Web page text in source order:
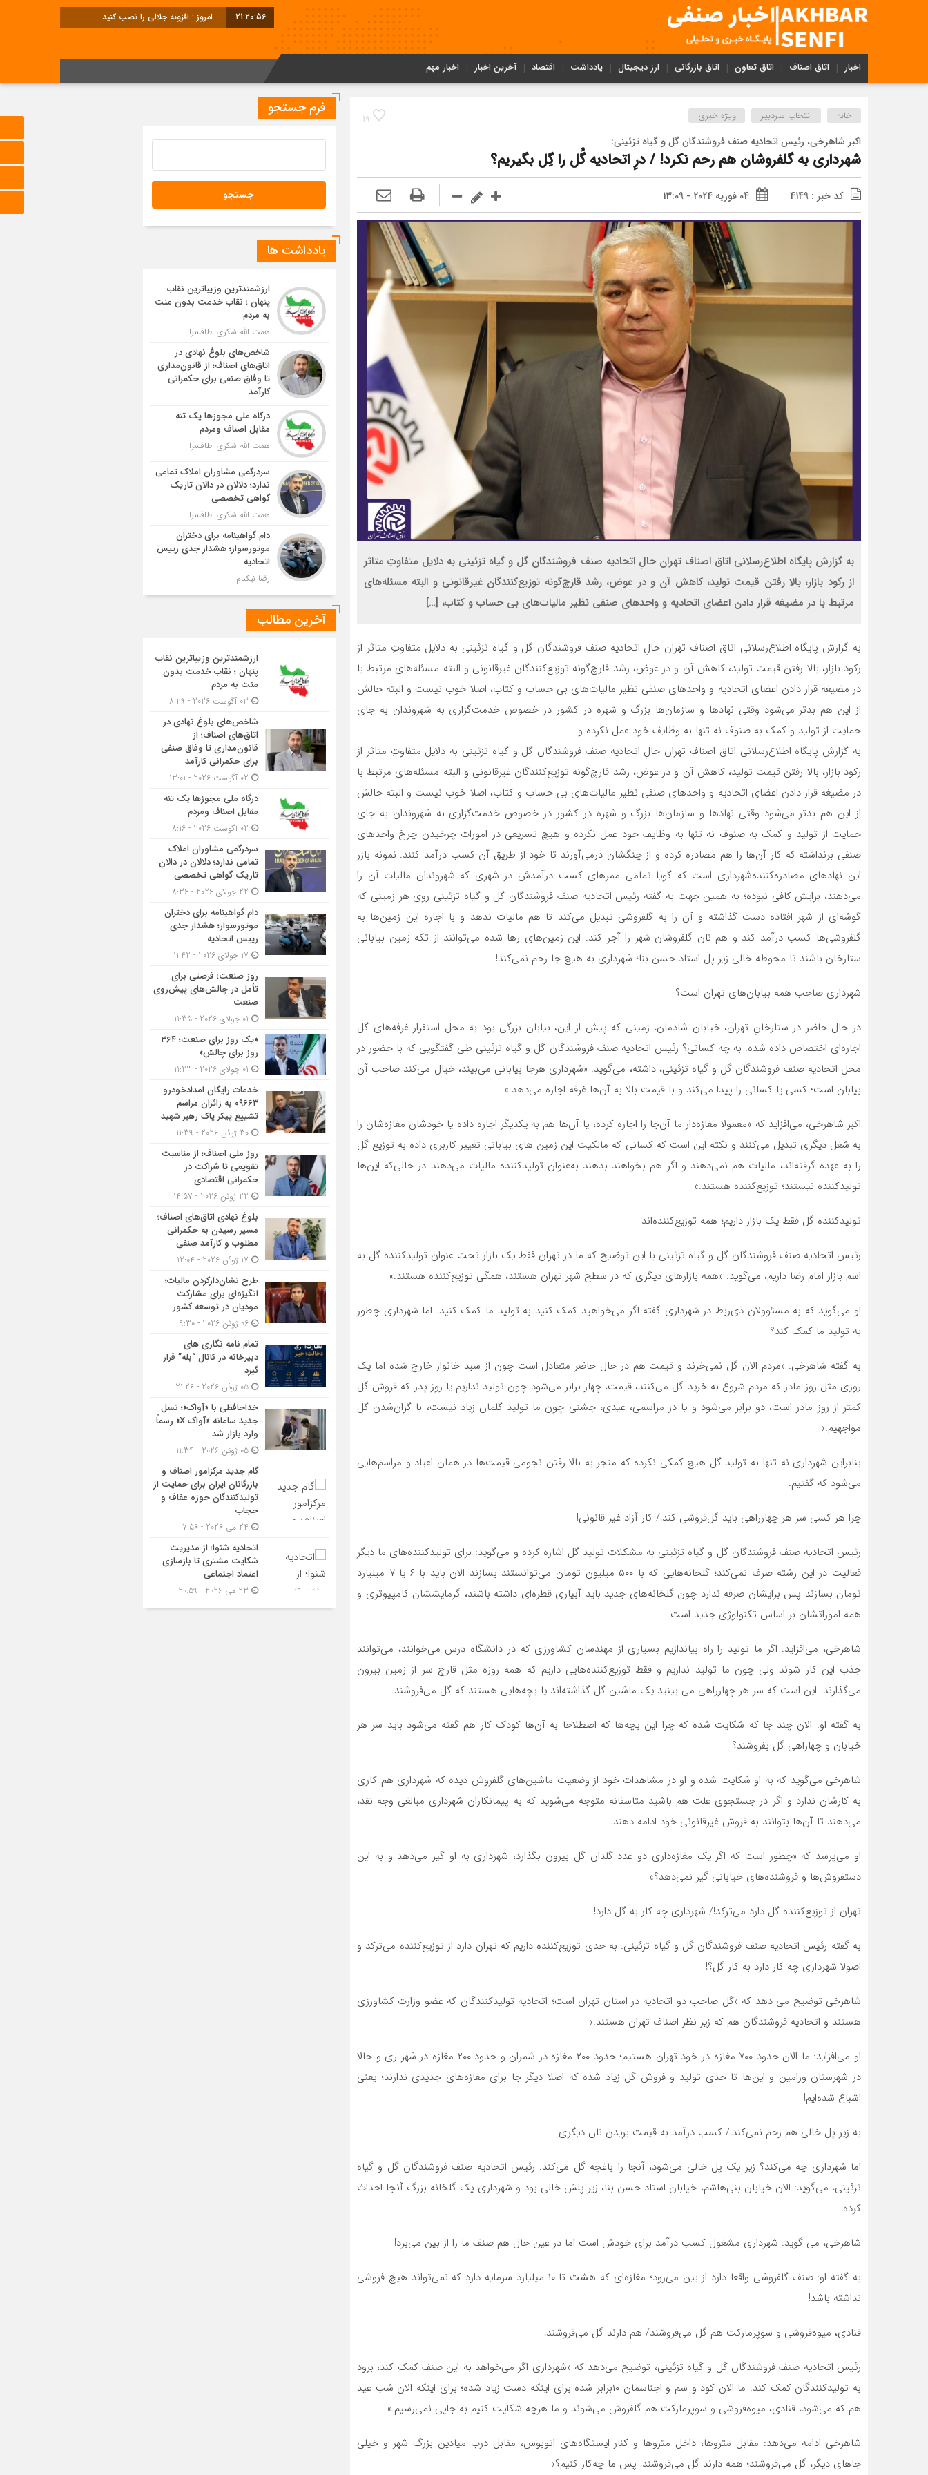
21:20:57 امروز : افزونه جلالی را نصب کنید.
اخبار اتاق اصناف اتاق تعاون اتاق بازرگانی ارز دیجیتال یادداشت اقتصاد آخرین اخبار اخبار مهم
19 خانه انتخاب سردبیر ویژه خبری
اکبر شاهرخی، رئیس اتحادیه صنف فروشندگان گل و گیاه تزئینی:
شهرداری به گلفروشان هم رحم نکرد! / درِ اتحادیه گُل را گِل بگیریم؟
کد خبر : 4149 04 فوریه 2024 - 13:09
به گزارش پایگاه اطلاع‌رسلانی اتاق اصناف تهران حالِ اتحادیه‌ صنف فروشندگان گل و گیاه تزئینی به دلایل متفاوتِ متاثر
از رکود بازار، بالا رفتن قیمت تولید، کاهش آن و در عوض، رشد قارچ‌گونه توزیع‌کنندگان غیرقانونی و البته مسئله‌های
مرتبط با در مضیغه قرار دادن اعضای اتحادیه و واحدهای صنفی نظیر مالیات‌های بی حساب و کتاب، […]
به گزارش پایگاه اطلاع‌رسلانی اتاق اصناف تهران حالِ اتحادیه‌ صنف فروشندگان گل و گیاه تزئینی به دلایل متفاوتِ متاثر از
رکود بازار، بالا رفتن قیمت تولید، کاهش آن و در عوض، رشد قارچ‌گونه توزیع‌کنندگان غیرقانونی و البته مسئله‌های مرتبط با
در مضیغه قرار دادن اعضای اتحادیه و واحدهای صنفی نظیر مالیات‌های بی حساب و کتاب، اصلا خوب نیست و البته حالش
از این هم بدتر می‌شود وقتی نهادها و سازمان‌ها بزرگ و شهره در کشور در خصوص خدمت‌گزاری به شهروندان به جای
حمایت از تولید و کمک به صنوف نه تنها به وظایف خود عمل نکرده و…
به گزارش پایگاه اطلاع‌رسلانی اتاق اصناف تهران حالِ اتحادیه‌ صنف فروشندگان گل و گیاه تزئینی به دلایل متفاوتِ متاثر از
رکود بازار، بالا رفتن قیمت تولید، کاهش آن و در عوض، رشد قارچ‌گونه توزیع‌کنندگان غیرقانونی و البته مسئله‌های مرتبط با
در مضیغه قرار دادن اعضای اتحادیه و واحدهای صنفی نظیر مالیات‌های بی حساب و کتاب، اصلا خوب نیست و البته حالش
از این هم بدتر می‌شود وقتی نهادها و سازمان‌ها بزرگ و شهره در کشور در خصوص خدمت‌گزاری به شهروندان به جای
حمایت از تولید و کمک به صنوف نه تنها به وظایف خود عمل نکرده و هیچ تسریعی در امورات چرخیدن چرخ واحدهای
صنفی برنداشته که کار آن‌ها را هم مصادره کرده و از چنگشان درمی‌آورند تا خود از طریق آن کسب درآمد کنند. نمونه بازر
این نهادهای مصادره‌کننده‌شهرداری‌ است که گویا تمامی ممرهای کسب درآمدش در شهری که شهروندان مالیات آن را
می‌دهند، برایش کافی نبوده؛ به همین جهت به گفته رئیس اتحادیه صنف فروشندگان گل و گیاه تزئینی روی هر زمینی که
گوشه‌ای از شهر افتاده دست گذاشته و آن را به گلفروشی تبدیل می‌کند تا هم مالیات ندهد و با اجاره این زمین‌ها به
گلفروشی‌ها کسب درآمد کند و هم نان گلفروشان شهر را آجر کند. این زمین‌های رها شده می‌توانند از تکه زمین بیابانی
ستارخان باشند تا محوطه خالی زیر پل استاد حسن بنا؛ شهرداری به هیچ جا رحم نمی‌کند!
شهرداری صاحب همه بیابان‌های تهران است؟
در حال حاضر در ستارخانِ تهران، خیابان شادمان، زمینی که پیش از این، بیابان بزرگی بود به محل استقرار غرفه‌های گل
اجاره‌ای اختصاص داده شده. به چه کسانی؟ رئیس اتحادیه صنف فروشندگان گل و گیاه تزئینی طی گفتگویی که با حضور در
محل اتحادیه صنف فروشندگان گل و گیاه تزئینی، داشته، می‌گوید: «شهرداری هرجا بیابانی می‌بیند، خیال می‌کند صاحب آن
بیابان است؛ کسی یا کسانی را پیدا می‌کند و با قیمت بالا به آن‌ها غرفه اجاره می‌دهد.»
اکبر شاهرخی، می‌افزاید که «معمولا مغازه‌دار ما آن‌جا را اجاره کرده، یا آن‌ها هم به یکدیگر اجاره داده یا خودشان مغازه‌شان را
به شغل دیگری تبدیل می‌کنند و نکته این است که کسانی که مالکیت این زمین های بیابانی تغییر کاربری داده به توزیع گل
را به عهده گرفته‌اند، مالیات هم نمی‌دهند و اگر هم بخواهند بدهند به‌عنوان تولیدکننده مالیات می‌دهند در حالی‌که این‌ها
تولیدکننده نیستند؛ توزیع‌کننده هستند.»
تولیدکننده گل فقط یک بازار داریم؛ همه توزیع‌کننده‌اند
رئیس اتحادیه صنف فروشندگان گل و گیاه تزئینی با این توضیح که ما در تهران فقط یک بازار تحت عنوان تولیدکننده گل به
اسم بازار امام رضا داریم، می‌گوید: «همه بازارهای دیگری که در سطح شهر تهران هستند، همگی توزیع‌کننده هستند.»
او می‌گوید که به مسئوولان ذی‌ربط در شهرداری گفته‌ اگر می‌خواهید کمک کنید به تولید ما کمک کنید. اما شهرداری چطور
به تولید ما کمک کند؟
به گفته شاهرخی: «مردم الان گل نمی‌خرند و قیمت هم در حال حاضر متعادل است چون از سبد خانوار خارج شده اما یک
روزی مثل روز مادر که مردم شروع به خرید گل می‌کنند، قیمت، چهار برابر می‌شود چون تولید نداریم یا روز پدر که فروش گل
کمتر از روز مادر است، دو برابر می‌شود و یا در مراسمی، عیدی، جشنی چون ما تولید گلمان زیاد نیست، با گران‌شدن گل
مواجهیم.»
بنابراین شهرداری نه تنها به تولید گل هیچ کمکی نکرده که منجر به بالا رفتن نجومی قیمت‌ها در همان اعیاد و مراسم‌هایی
می‌شود که گفتیم.
چرا هر کسی سر هر چهارراهی باید گل‌فروشی کند!/ کار آزاد غیر قانونی!
رئیس اتحادیه صنف فروشندگان گل و گیاه تزئینی به مشکلات تولید گل اشاره کرده و می‌گوید: برای تولیدکننده‌های ما دیگر
فعالیت در این رشته صرف نمی‌کند؛ گلخانه‌هایی که با ۵۰۰ میلیون تومان می‌توانستند بسازند الان باید با ۶ یا ۷ میلیارد
تومان بسازند پس برایشان صرفه ندارد چون گلخانه‌های جدید باید آبیاری قطره‌ای داشته باشند، گرمایششان کامپیوتری و
همه اموراتشان بر اساس تکنولوژی جدید است.
شاهرخی، می‌افزاید: اگر ما تولید را راه بیاندازیم بسیاری از مهندسان کشاورزی که در دانشگاه درس می‌خوانند، می‌توانند
جذب این کار شوند ولی چون ما تولید نداریم و فقط توزیع‌کننده‌هایی داریم که همه روزه مثل قارچ سر از زمین بیرون
می‌گذارند. این است که سر هر چهارراهی می بینید یک ماشین گل گذاشته‌اند یا بچه‌هایی هستند که گل می‌فروشند.
به گفته او: الان چند جا که شکایت شده که چرا این بچه‌ها که اصطلاحا به آن‌ها کودک کار هم گفته می‌شود باید سر هر
خیابان و چهاراهی گل بفروشند؟
شاهرخی می‌گوید که به او شکایت شده و او در مشاهدات خود از وضعیت ماشین‌های گلفروش دیده که شهرداری هم کاری
به کارشان ندارد و اگر در جستجوی علت هم باشید متاسفانه متوجه می‌شوید که به پیمانکاران شهرداری مبالغی وجه نقد،
می‌دهند تا آن‌ها بتوانند به فروش غیرقانونی خود ادامه دهند.
او می‌پرسد که «چطور است که اگر یک مغازه‌داری دو عدد گلدان گل بیرون بگذارد، شهرداری به او گیر می‌دهد و به این
دستفروش‌ها و فروشنده‌های خیابانی گیر نمی‌دهد؟»
تهران از توزیع‌کننده گل دارد می‌ترکد!/ شهرداری چه کار به گل دارد!
به گفته رئیس اتحادیه صنف فروشندگان گل و گیاه تزئینی: به حدی توزیع‌کننده داریم که تهران دارد از توزیع‌کننده می‌ترکد و
اصولا شهرداری چه کار دارد به کار گل؟!
شاهرخی توضیح می دهد که «گل صاحب دو اتحادیه در استان تهران است؛ اتحادیه تولیدکنندگان که عضو وزارت کشاورزی
هستند و اتحادیه فروشندگان هم که زیر نظر اصناف تهران هستند.»
او می‌افزاید: ما الان حدود ۷۰۰ مغازه در خود تهران هستیم؛ حدود ۲۰۰ مغازه در شمران و حدود ۲۰۰ مغازه در شهر ری و حالا
در شهرستان ورامین و این‌ها تا حدی تولید و فروش گل زیاد شده که اصلا دیگر جا برای مغازه‌های جدیدی ندارند؛ یعنی
اشباع شده‌ایم!
به زیر پل خالی هم رحم نمی‌کند!/ کسب درآمد به قیمت بریدن نان دیگری
اما شهرداری چه می‌کند؟ زیر یک پل خالی می‌شود، آنجا را باغچه گل می‌کند. رئیس اتحادیه صنف فروشندگان گل و گیاه
تزئینی، می‌گوید: الان خیابان بنی‌هاشم، خیابان استاد حسن بنا، زیر پلش خالی بود و شهرداری یک گلخانه بزرگ آنجا احداث
کرده!
شاهرخی، می گوید: شهرداری مشغول کسب درآمد برای خودش است اما در عین حال هم صنف ما را از بین می‌برد!
به گفته او: صنف گلفروشی واقعا دارد از بین می‌رود؛ مغازه‌ای که هشت تا ۱۰ میلیارد سرمایه دارد که نمی‌تواند هیچ فروشی
نداشته باشد!
قنادی، میوه‌فروشی و سوپرمارکت هم گل می‌فروشند/ هم دارند گل می‌فروشند!
رئیس اتحادیه صنف فروشندگان گل و گیاه تزئینی، توضیح می‌دهد که «شهرداری اگر می‌خواهد به این صنف کمک کند، برود
به تولیدکنندگان کمک کند. ما الان کود و سم و اجناسمان ۱۰برابر شده برای اینکه دست زیاد شده؛ برای اینکه الان شب عید
هم که می‌شود، قنادی، میوه‌فروشی و سوپرمارکت هم گلفروش می‌شوند و ما هرچه شکایت کنیم به جایی نمی‌رسیم.»
شاهرخی ادامه می‌دهد: مقابل متروها، داخل متروها و کنار ایستگاه‌های اتوبوس، مقابل درب میادین بزرگ شهر و خیلی
جاهای دیگر، گل می‌فروشند؛ همه دارند گل می‌فروشند! پس ما چه‌کار کنیم؟»
فرم جستجو
یادداشت ها
ارزشمندترین وزیباترین نقاب
پنهان ؛ نقاب خدمت بدون منت
به مردم
همت الله شکری اطاقسرا
شاخص‌های بلوغ نهادی در
اتاق‌های اصناف؛ از قانون‌مداری
تا وفاق صنفی برای حکمرانی
کارآمد
درگاه ملی مجوزها یک تنه
مقابل اصناف ومردم
همت الله شکری اطاقسرا
سردرگمی مشاوران املاک تمامی
ندارد؛ دلالان در دالان تاریک
گواهی تخصصی
همت الله شکری اطاقسرا
دام گواهینامه برای دختران
موتورسوار؛ هشدار جدی رییس
اتحادیه
رضا نیکنام
آخرین مطالب
ارزشمندترین وزیباترین نقاب
پنهان ؛ نقاب خدمت بدون
منت به مردم
شاخص‌های بلوغ نهادی در
اتاق‌های اصناف؛ از
قانون‌مداری تا وفاق صنفی
برای حکمرانی کارآمد
درگاه ملی مجوزها یک تنه
مقابل اصناف ومردم
سردرگمی مشاوران املاک
تمامی ندارد؛ دلالان در دالان
تاریک گواهی تخصصی
دام گواهینامه برای دختران
موتورسوار؛ هشدار جدی
رییس اتحادیه
روز صنعت؛ فرصتی برای
تأمل در چالش‌های پیش‌روی
صنعت
«یک روز برای صنعت؛ ۳۶۴
روز برای چالش»
خدمات رایگان امدادخودرو
۰۹۶۶۳ به زائران مراسم
تشییع پیکر پاک رهبر شهید
روز ملی اصناف؛ از مناسبت
تقویمی تا شراکت در
حکمرانی اقتصادی
بلوغ نهادی اتاق‌های اصناف؛
مسیر رسیدن به حکمرانی
مطلوب و کارآمد صنفی
طرح نشان‌دارکردن مالیات؛
انگیزه‌ای برای مشارکت
مودیان در توسعه کشور
تمام نامه نگاری های
دبیرخانه در کانال “بله” قرار
گیرد
خداحافظی با «آواک»؛ نسل
جدید سامانه «آواک X» رسماً
وارد بازار شد
گام جدید مرکزامور اصناف و
بازرگانان ایران برای حمایت از
تولیدکنندگان حوزه عفاف و
حجاب
اتحادیه شنوا؛ از مدیریت
شکایت مشتری تا بازسازی
اعتماد اجتماعی ‌